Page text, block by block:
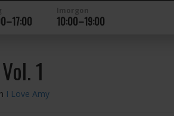
10:00–19:00
1
I Love Amy